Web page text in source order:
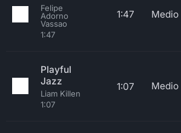
Felipe
Adorno
Vassao
1:47
1:47 Medio
Playful
Jazz
Liam Killen
1:07
1:07 Medio